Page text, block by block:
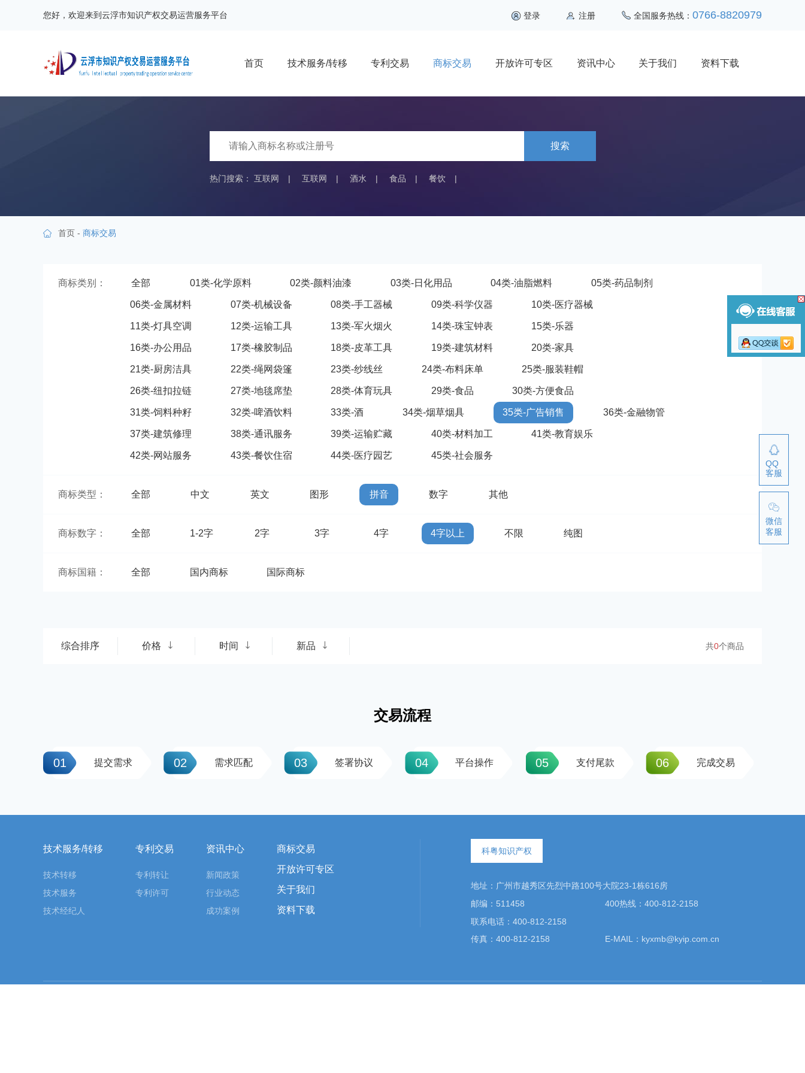
您好，欢迎来到云浮市知识产权交易运营服务平台 登录 注册 全国服务热线： 0766-8820979
首页 技术服务/转移 专利交易 商标交易 开放许可专区 资讯中心 关于我们 资料下载
搜索
热门搜索： 互联网 | 互联网 | 酒水 | 食品 | 餐饮 |
首页 - 商标交易
商标类别： 全部 01类-化学原料 02类-颜料油漆 03类-日化用品 04类-油脂燃料 05类-药品制剂
06类-金属材料 07类-机械设备 08类-手工器械 09类-科学仪器 10类-医疗器械
11类-灯具空调 12类-运输工具 13类-军火烟火 14类-珠宝钟表 15类-乐器
16类-办公用品 17类-橡胶制品 18类-皮革工具 19类-建筑材料 20类-家具
21类-厨房洁具 22类-绳网袋篷 23类-纱线丝 24类-布料床单 25类-服装鞋帽
26类-纽扣拉链 27类-地毯席垫 28类-体育玩具 29类-食品 30类-方便食品
31类-饲料种籽 32类-啤酒饮料 33类-酒 34类-烟草烟具 35类-广告销售 36类-金融物管
37类-建筑修理 38类-通讯服务 39类-运输贮藏 40类-材料加工 41类-教育娱乐
42类-网站服务 43类-餐饮住宿 44类-医疗园艺 45类-社会服务
商标类型： 全部 中文 英文 图形 拼音 数字 其他
商标数字： 全部 1-2字 2字 3字 4字 4字以上 不限 纯图
商标国籍： 全部 国内商标 国际商标
综合排序 价格 时间 新品 共0个商品
交易流程
01 提交需求 02 需求匹配 03 签署协议 04 平台操作 05 支付尾款 06 完成交易
技术服务/转移
技术转移
技术服务
技术经纪人
专利交易
专利转让
专利许可
资讯中心
新闻政策
行业动态
成功案例
商标交易
开放许可专区
关于我们
资料下载
科粤知识产权
地址：广州市越秀区先烈中路100号大院23-1栋616房
邮编：511458
400热线：400-812-2158
联系电话：400-812-2158
传真：400-812-2158
E-MAIL：kyxmb@kyip.com.cn
QQ
客服
微信
客服